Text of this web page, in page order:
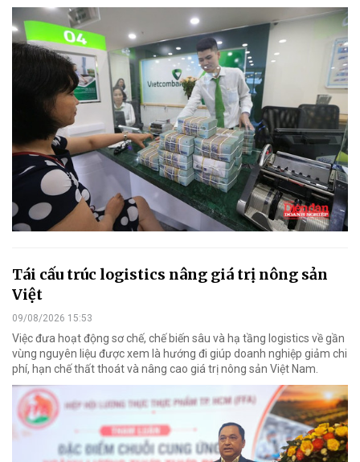
Tái cấu trúc logistics nâng giá trị nông sản
Việt
09/08/2026 15:53
Việc đưa hoạt động sơ chế, chế biến sâu và hạ tầng logistics về gần
vùng nguyên liệu được xem là hướng đi giúp doanh nghiệp giảm chi
phí, hạn chế thất thoát và nâng cao giá trị nông sản Việt Nam.